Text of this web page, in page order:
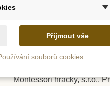
5 - 6 let
Papír
Montessori hračky, s.r.o.,
Přijmout vše
souborů cookies